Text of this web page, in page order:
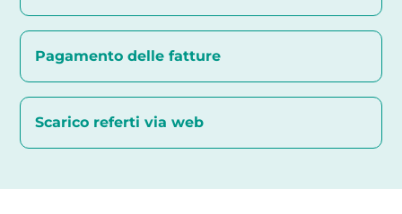
Pagamento delle fatture
Scarico referti via web